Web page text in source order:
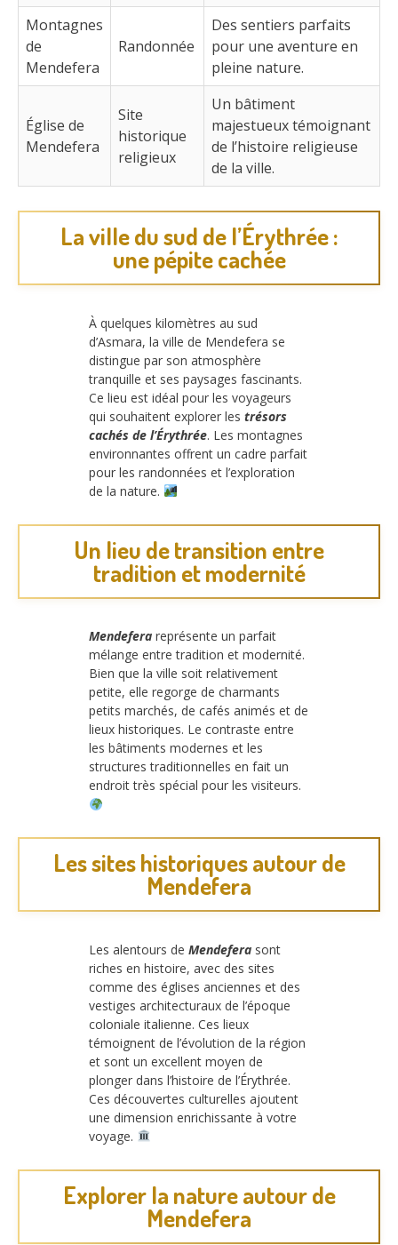
Montagnes
de
Mendefera
Randonnée
Des sentiers parfaits
pour une aventure en
pleine nature.
Église de
Mendefera
Site
historique
religieux
Un bâtiment
majestueux témoignant
de l’histoire religieuse
de la ville.
La ville du sud de l’Érythrée :
une pépite cachée
À quelques kilomètres au sud
d’Asmara, la ville de Mendefera se
distingue par son atmosphère
tranquille et ses paysages fascinants.
Ce lieu est idéal pour les voyageurs
qui souhaitent explorer les trésors
cachés de l’Érythrée. Les montagnes
environnantes offrent un cadre parfait
pour les randonnées et l’exploration
de la nature.
Un lieu de transition entre
tradition et modernité
Mendefera représente un parfait
mélange entre tradition et modernité.
Bien que la ville soit relativement
petite, elle regorge de charmants
petits marchés, de cafés animés et de
lieux historiques. Le contraste entre
les bâtiments modernes et les
structures traditionnelles en fait un
endroit très spécial pour les visiteurs.
Les sites historiques autour de
Mendefera
Les alentours de Mendefera sont
riches en histoire, avec des sites
comme des églises anciennes et des
vestiges architecturaux de l’époque
coloniale italienne. Ces lieux
témoignent de l’évolution de la région
et sont un excellent moyen de
plonger dans l’histoire de l’Érythrée.
Ces découvertes culturelles ajoutent
une dimension enrichissante à votre
voyage.
Explorer la nature autour de
Mendefera